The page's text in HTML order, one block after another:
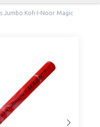
Jumbo Koh-I-Noor Magic